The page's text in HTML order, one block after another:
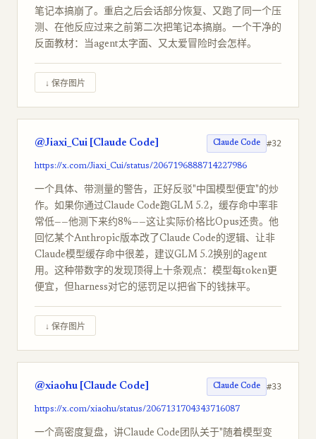
笔记本搞崩了。重启之后会话部分恢复、又跑了同一个压
测、在他反应过来之前第二次把笔记本搞崩。一个干净的
反面教材：当agent太字面、又太爱冒险时会怎样。
↓ 保存图片
@Jiaxi_Cui [Claude Code] Claude Code #32
https://x.com/Jiaxi_Cui/status/2067196888714227986
一个具体、带测量的警告，正好反驳"中国模型便宜"的炒
作。如果你通过Claude Code跑GLM 5.2，缓存命中率非
常低——他测下来约8%——这让实际价格比Opus还贵。他
回忆某个Anthropic版本改了Claude Code的逻辑、让非
Claude模型缓存命中很差，建议GLM 5.2换别的agent
用。这种带数字的发现顶得上十条观点：模型每token更
便宜，但harness对它的惩罚足以把省下的钱抹平。
↓ 保存图片
@xiaohu [Claude Code] Claude Code #33
https://x.com/xiaohu/status/2067131704343716087
一个高密度复盘，讲Claude Code团队关于"随着模型变